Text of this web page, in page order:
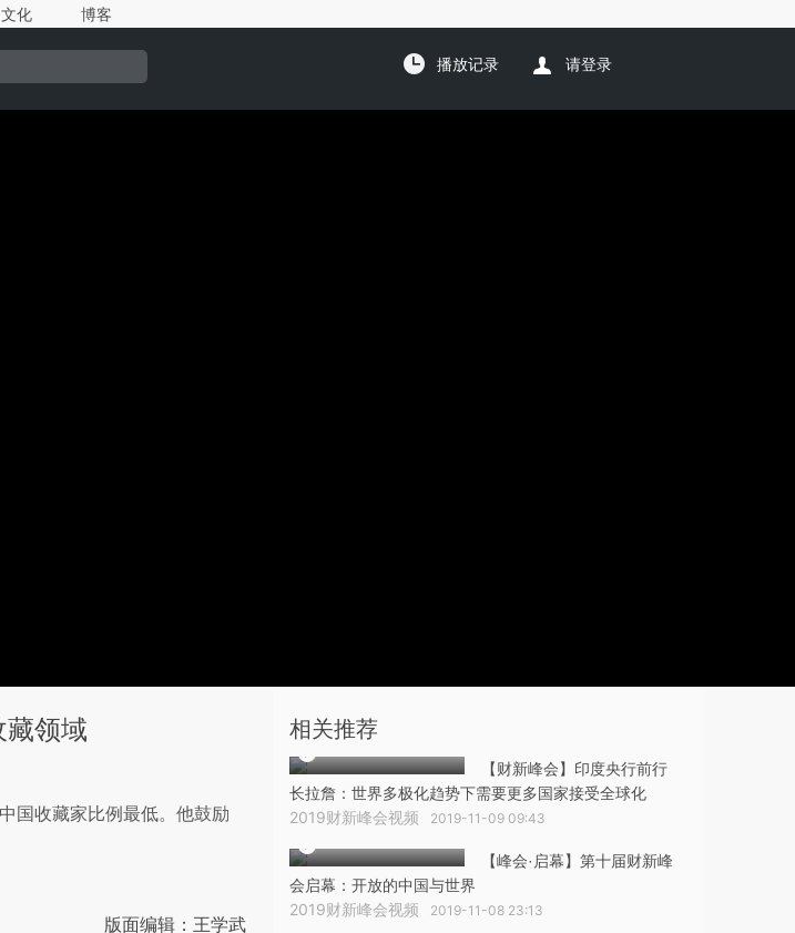
文化 博客
播放记录 请登录
藏领域
国收藏家比例最低。他鼓励
版面编辑：王学武
相关推荐
【财新峰会】印度央行前行
长拉詹：世界多极化趋势下需要更多国家接受全球化
2019财新峰会视频 2019-11-09 09:43
【峰会·启幕】第十届财新峰
会启幕：开放的中国与世界
2019财新峰会视频 2019-11-08 23:13